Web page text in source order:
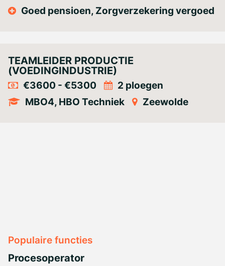
Goed pensioen, Zorgverzekering vergoed
TEAMLEIDER PRODUCTIE
(VOEDINGINDUSTRIE)
€3600 - €5300
2 ploegen
MBO4, HBO Techniek
Zeewolde
Populaire functies
Procesoperator